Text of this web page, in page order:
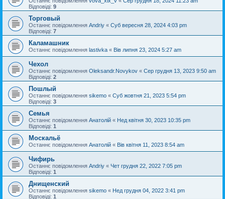
Відповіді: 9
Торговый
Останнє повідомлення Andriy « Суб вересня 28, 2024 4:03 pm
Відповіді: 7
Каламашник
Останнє повідомлення lastivka « Вів липня 23, 2024 5:27 am
Чехол
Останнє повідомлення Oleksandr.Novykov « Сер грудня 13, 2023 9:50 am
Відповіді: 2
Пошлый
Останнє повідомлення sikemo « Суб жовтня 21, 2023 5:54 pm
Відповіді: 3
Семья
Останнє повідомлення Анатолій « Нед квітня 30, 2023 10:35 pm
Відповіді: 1
Москальё
Останнє повідомлення Анатолій « Вів квітня 11, 2023 8:54 am
Чифирь
Останнє повідомлення Andriy « Чет грудня 22, 2022 7:05 pm
Відповіді: 1
Днищенский
Останнє повідомлення sikemo « Нед грудня 04, 2022 3:41 pm
Відповіді: 1